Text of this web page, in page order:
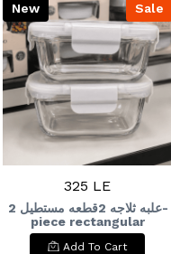
Sale
New
325 LE
علبه ثلاجه 2قطعه مستطيل 2-
piece rectangular
refrigerator box
Add To Cart